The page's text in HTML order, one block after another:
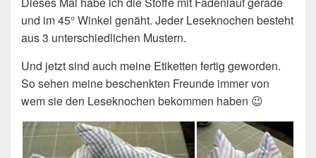
und im 45° Winkel genäht. Jeder Leseknochen besteht
aus 3 unterschiedlichen Mustern.
Und jetzt sind auch meine Etiketten fertig geworden.
So sehen meine beschenkten Freunde immer von
wem sie den Leseknochen bekommen haben 😉